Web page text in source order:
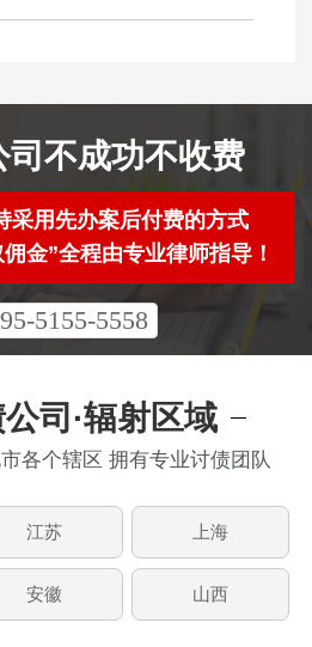
司不成功不收费
采用先办案后付费的方式
金”全程由专业律师指导！
5155-5558
司·辐射区域
各个辖区 拥有专业讨债团队
江苏 上海
安徽 山西